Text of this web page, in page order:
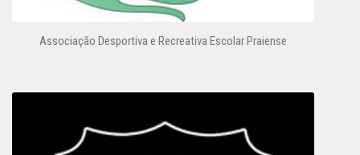
Associação Desportiva e Recreativa Escolar Praiense